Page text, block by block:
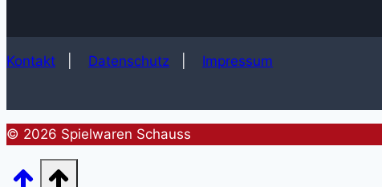
Kontakt Datenschutz Impressum
© 2026 Spielwaren Schauss